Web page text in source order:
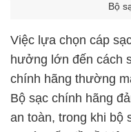
Bộ
Việc lựa chọn cáp
hưởng lớn đến cách
chính hãng thường
Bộ sạc chính hãng
an toàn, trong khi bộ